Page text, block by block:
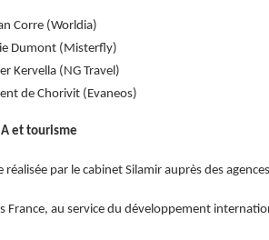
Corre (Worldia)
Dumont (Misterfly)
Kervella (NG Travel)
de Chorivit (Evaneos)
et tourisme
réalisée par le cabinet Silamir auprès des
France, au service du développement